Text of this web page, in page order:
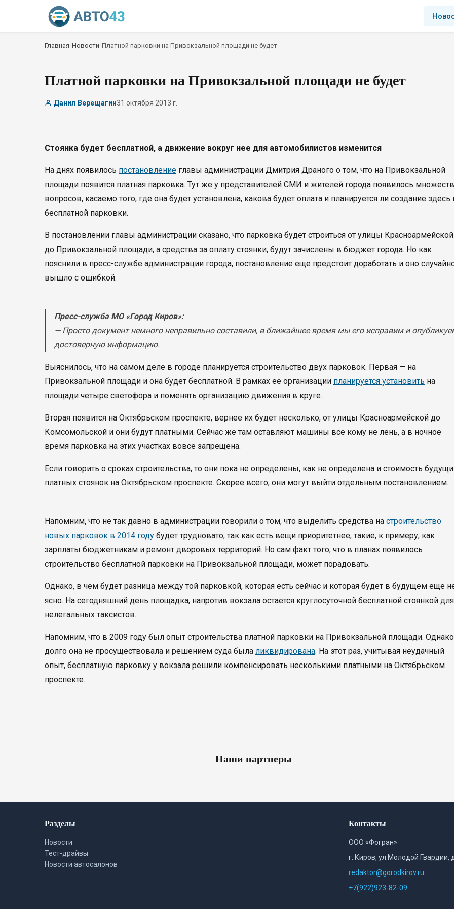
Главная Новости Платной парковки на Привокзальной площади не будет
Платной парковки на Привокзальной площади не будет
Данил Верещагин31 октября 2013 г.
Стоянка будет бесплатной, а движение вокруг нее для автомобилистов изменится
На днях появилось постановление главы администрации Дмитрия Драного о том, что на Привокзальной
площади появится платная парковка. Тут же у представителей СМИ и жителей города появилось
вопросов, касаемо того, где она будет установлена, какова будет оплата и планируется ли создание здесь
бесплатной парковки.
В постановлении главы администрации сказано, что парковка будет строиться от улицы Красноармейской
до Привокзальной площади, а средства за оплату стоянки, будут зачислены в бюджет города. Но как
пояснили в пресс-службе администрации города, постановление еще предстоит доработать и оно
вышло с ошибкой.
Пресс-служба МО «Город Киров»:
— Просто документ немного неправильно составили, в ближайшее время мы его исправим и
достоверную информацию.
Выяснилось, что на самом деле в городе планируется строительство двух парковок. Первая — на
Привокзальной площади и она будет бесплатной. В рамках ее организации планируется установить на
площади четыре светофора и поменять организацию движения в круге.
Вторая появится на Октябрьском проспекте, вернее их будет несколько, от улицы Красноармейской до
Комсомольской и они будут платными. Сейчас же там оставляют машины все кому не лень, а в ночное
время парковка на этих участках вовсе запрещена.
Если говорить о сроках строительства, то они пока не определены, как не определена и стоимость
платных стоянок на Октябрьском проспекте. Скорее всего, они могут выйти отдельным постановлением.
Напомним, что не так давно в администрации говорили о том, что выделить средства на строительство
новых парковок в 2014 году будет трудновато, так как есть вещи приоритетнее, такие, к примеру, как
зарплаты бюджетникам и ремонт дворовых территорий. Но сам факт того, что в планах появилось
строительство бесплатной парковки на Привокзальной площади, может порадовать.
Однако, в чем будет разница между той парковкой, которая есть сейчас и которая будет в будущем еще
ясно. На сегодняшний день площадка, напротив вокзала остается круглосуточной бесплатной стоянкой для
нелегальных таксистов.
Напомним, что в 2009 году был опыт строительства платной парковки на Привокзальной площади. Однако
долго она не просуществовала и решением суда была ликвидирована. На этот раз, учитывая неудачный
опыт, бесплатную парковку у вокзала решили компенсировать несколькими платными на Октябрьском
проспекте.
Наши партнеры
Разделы
Новости
Тест-драйвы
Новости автосалонов
Контакты
ООО «Фогран»
г. Киров, ул.Молодой Гвардии,
redaktor@gorodkirov.ru
+7(922)923-82-09